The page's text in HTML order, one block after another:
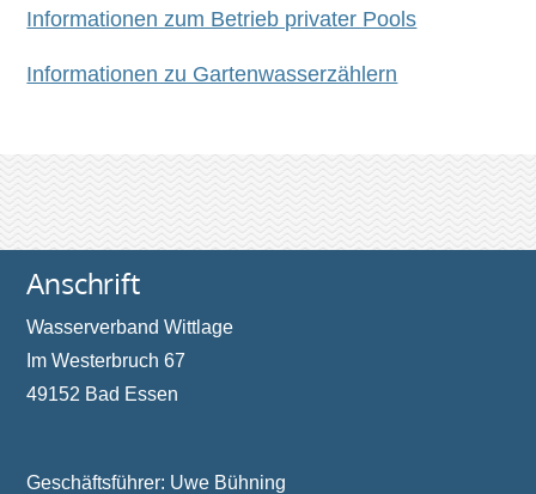
Informationen zum Betrieb privater Pools
Informationen zu Gartenwasserzählern
Anschrift
Wasserverband Wittlage
Im Westerbruch 67
49152 Bad Essen
Geschäftsführer: Uwe Bühning